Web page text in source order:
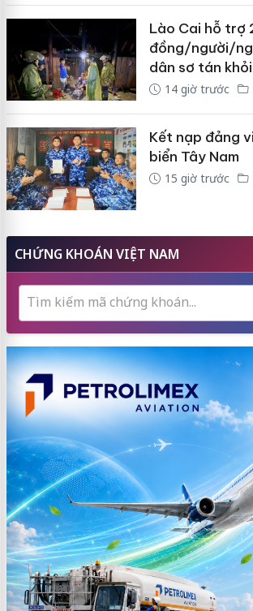
Lào Cai hỗ trợ
đồng/người/
dân sơ tán
14 giờ trước
Kết nạp đảng
biển Tây Nam
15 giờ trước
CHỨNG KHOÁN VIỆT NAM
Tìm kiếm mã chứng khoán...